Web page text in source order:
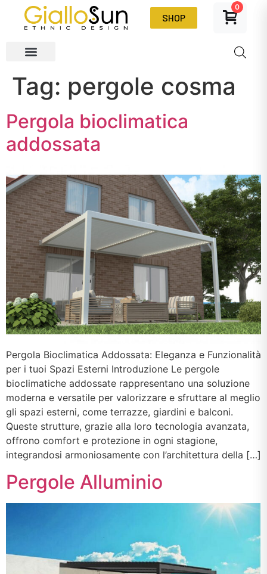
SHOP
0
Tag: pergole cosma
Pergola bioclimatica
addossata
Pergola Bioclimatica Addossata: Eleganza e Funzionalità
per i tuoi Spazi Esterni Introduzione Le pergole
bioclimatiche addossate rappresentano una soluzione
moderna e versatile per valorizzare e sfruttare al meglio
gli spazi esterni, come terrazze, giardini e balconi.
Queste strutture, grazie alla loro tecnologia avanzata,
offrono comfort e protezione in ogni stagione,
integrandosi armoniosamente con l’architettura della […]
Pergole Alluminio